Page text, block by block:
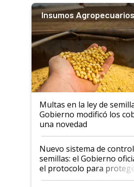
Insumos Agropecuarios
Multas en la ley de
Gobierno modificó los
una novedad
Nuevo sistema de
semillas: el Gobierno
el protocolo para
propiedad intelectual